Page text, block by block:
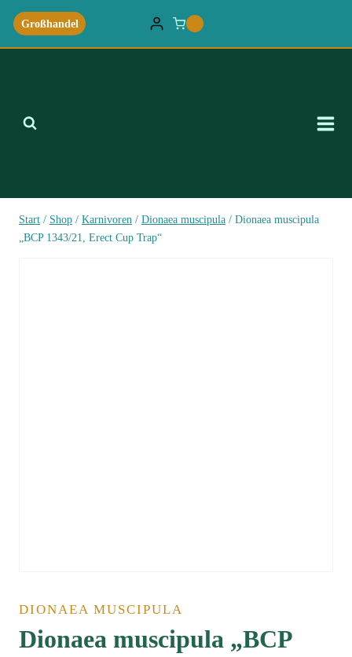
Zum
Inhalt
springen
Großhandel
Start / Shop / Karnivoren / Dionaea muscipula / Dionaea muscipula
„BCP 1343/21, Erect Cup Trap“
DIONAEA MUSCIPULA
Dionaea muscipula „BCP